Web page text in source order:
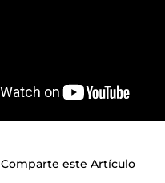
Comparte este Artículo